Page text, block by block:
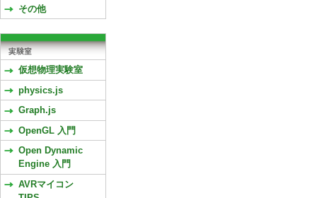
その他
仮想物理実験室
physics.js
Graph.js
OpenGL 入門
Open Dynamic
Engine 入門
AVRマイコン